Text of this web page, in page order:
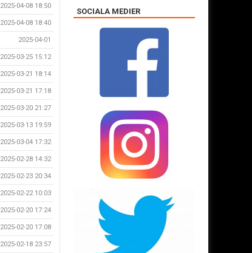
2025-04-08 18:50
2025-04-08 18:40
2025-04-01
2025-03-25 15:12
2025-03-21 18:14
2025-03-21 17:18
2025-03-20 21:27
2025-03-13 19:59
2025-03-04 17:32
2025-02-28 14:32
2025-02-23 20:34
2025-02-22 10:03
2025-02-20 17:24
2025-02-20 17:08
2025-02-18 23:57
SOCIALA MEDIER